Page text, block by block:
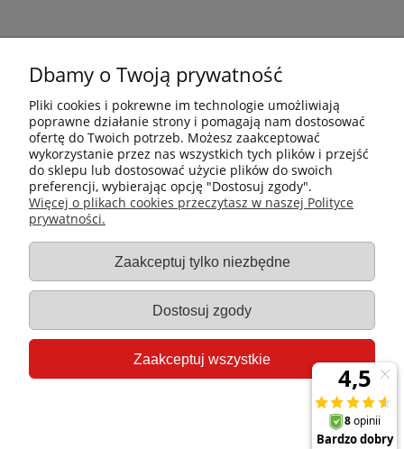
Płatności i dostawa
Gastro-Pol
Moje konto
Pomoc
Dbamy o Twoją prywatność
Pliki cookies i pokrewne im technologie umożliwiają
poprawne działanie strony i pomagają nam dostosować
ofertę do Twoich potrzeb. Możesz zaakceptować
wykorzystanie przez nas wszystkich tych plików i przejść
do sklepu lub dostosować użycie plików do swoich
preferencji, wybierając opcję "Dostosuj zgody".
Więcej o plikach cookies przeczytasz w naszej Polityce
prywatności.
Zaakceptuj tylko niezbędne
Dostosuj zgody
Zaakceptuj wszystkie